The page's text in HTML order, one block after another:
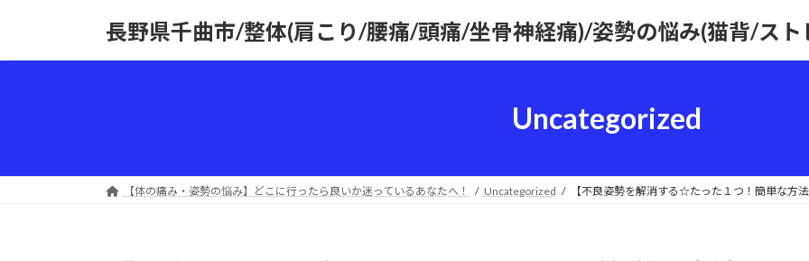
長野県千曲市/整体(肩こり/腰痛/頭痛/坐骨神経痛)/姿勢の悩み(猫背/ス
Uncategorized
【体の痛み・姿勢の悩み】どこに行ったら良いか迷っているあなたへ！ Uncategorized 【不良姿勢を解消する☆たった１つ！簡単な方